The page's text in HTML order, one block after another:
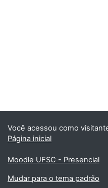
Você acessou como
Página inicial
Moodle UFSC - Presencial
Mudar para o tema padrão